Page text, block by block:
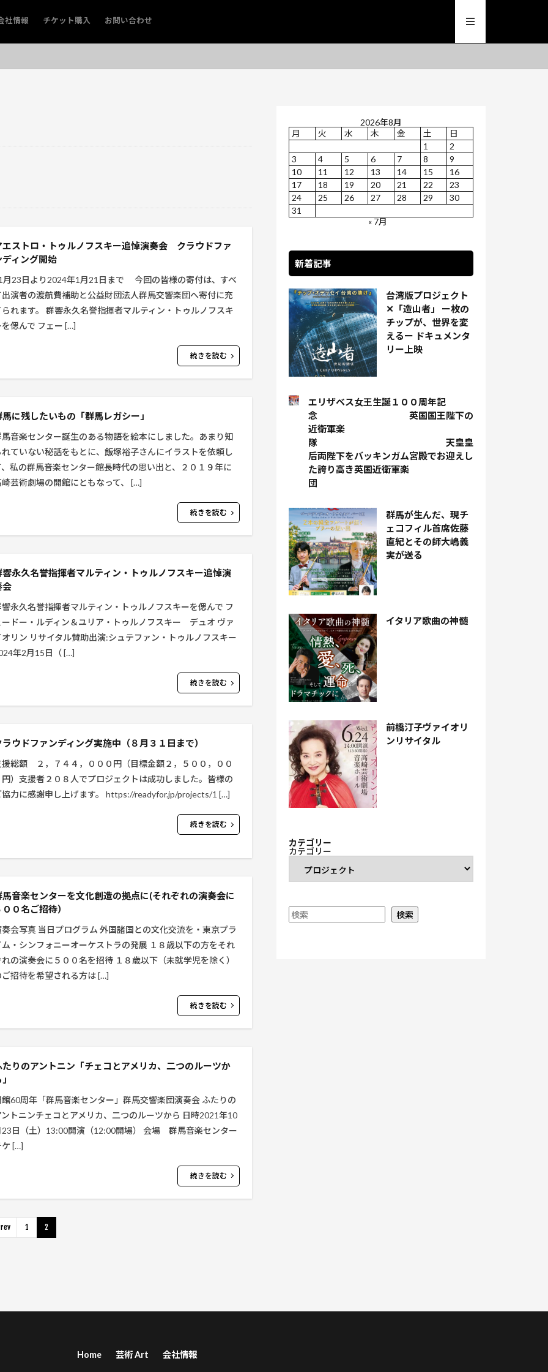
社情報 チケット購入 お問い合わせ
エストロ・トゥルノフスキー追悼演奏会 クラウドファ
ディング開始
月23日より2024年1月21日まで 今回の皆様の寄付は、すべ
出演者の渡航費補助と公益財団法人群馬交響楽団へ寄付に充
られます。 群響永久名誉指揮者マルティン・トゥルノフスキ
を偲んで フェー […]
続きを読む
馬に残したいもの「群馬レガシー」
馬音楽センター誕生のある物語を絵本にしました。あまり知
れていない秘話をもとに、飯塚裕子さんにイラストを依頼し
、私の群馬音楽センター館長時代の思い出と、２０１９年に
崎芸術劇場の開館にともなって、 […]
続きを読む
響永久名誉指揮者マルティン・トゥルノフスキー追悼演
会
響永久名誉指揮者マルティン・トゥルノフスキーを偲んで フ
ードー・ルディン＆ユリア・トゥルノフスキー デュオ ヴァ
オリン リサイタル賛助出演:シュテファン・トゥルノフスキー
年2月15日（ […]
続きを読む
ラウドファンディング実施中（８月３１日まで）
援総額 ２，７４４，０００円（目標金額２，５００，００
円）支援者２０８人でプロジェクトは成功しました。皆様の
協力に感謝申し上げます。 https://readyfor.jp/projects/1 […]
続きを読む
馬音楽センターを文化創造の拠点に(それぞれの演奏会に
０名ご招待）
奏会写真 当日プログラム 外国諸国との文化交流を・東京プラ
ム・シンフォニーオーケストラの発展 １８歳以下の方をそれ
の演奏会に５００名を招待 １８歳以下（未就学児を除く）
ご招待を希望される方は […]
続きを読む
たりのアントニン「チェコとアメリカ、二つのルーツか
館60周年「群馬音楽センター」群馬交響楽団演奏会 ふたりの
ントニンチェコとアメリカ、二つのルーツから 日時2021年10
23日（土）13:00開演（12:00開場） 会場 群馬音楽センター
ケ […]
続きを読む
1 2
2026年8月
月
火 水 木 金 土
日
1
2
3
4 5 6 7 8
9
10
11 12 13 14 15
16
17
18 19 20 21 22
23
24
25 26 27 28 29
30
31
« 7月
新着記事
台湾版プロジェクト
✕「造山者」 ー枚の
チップが、世界を変
えるー ドキュメンタ
リー上映
エリザベス女王生誕１００周年記
念 英国国王陛下の
近衛軍楽
隊 天皇皇
后両陛下をバッキンガム宮殿でお迎えし
た誇り高き英国近衛軍楽
団
群馬が生んだ、現チ
ェコフィル首席佐藤
直紀とその師大嶋義
実が送る
イタリア歌曲の神髄
前橋汀子ヴァイオリ
ンリサイタル
カテゴリー
カテゴリー
検索
Home 芸術 Art 会社情報